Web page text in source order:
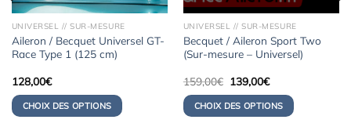
UNIVERSEL // SUR-MESURE
Aileron / Becquet Universel GT-
Race Type 1 (125 cm)
128,00€
CHOIX DES OPTIONS
UNIVERSEL // SUR-MESURE
Becquet / Aileron Sport Two
(Sur-mesure – Universel)
159,00€ Le
initial
était :
159,00€.
139,00€Le
actuel
est :
139,00€.
CHOIX DES OPTIONS